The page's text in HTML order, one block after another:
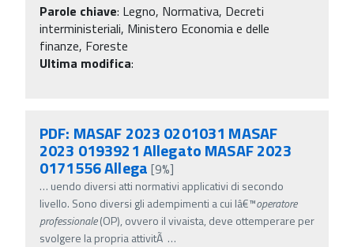
Parole chiave: Legno, Normativa, Decreti
interministeriali, Ministero Economia e delle
finanze, Foreste
Ultima modifica:
PDF: MASAF 2023 0201031 MASAF
2023 0193921 Allegato MASAF 2023
0171556 Allega [9%]
… uendo diversi atti normativi applicativi di secondo
livello. Sono diversi gli adempimenti a cui lâ€™operatore
professionale(OP), ovvero il vivaista, deve ottemperare per
svolgere la propria attivitÃ …